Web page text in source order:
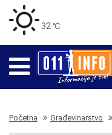
32 ℃
Početna Građevinarstvo